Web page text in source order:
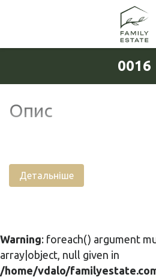
0016
Опис
Детальніше
Warning: foreach() argument
array|object, null given in
/home/vdalo/